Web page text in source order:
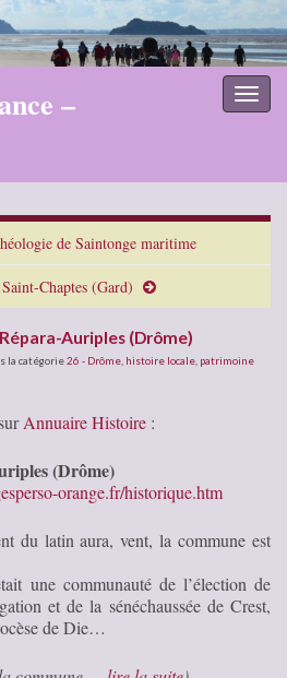
–
de Saintonge maritime
Chaptes (Gard)
Auriples (Drôme)
la catégorie26 - Drôme histoire locale patrimoine
Annuaire Histoire :
(Drôme)
orange.fr/historique.htm
du latin aura, vent, la commune est
une communauté de l’élection de
et de la sénéchaussée de Crest,
de Die…